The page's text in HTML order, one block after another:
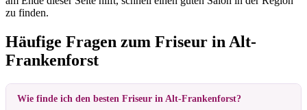
zu finden.
Häufige Fragen zum Friseur in Alt-
Frankenforst
Wie finde ich den besten Friseur in Alt-Frankenforst?